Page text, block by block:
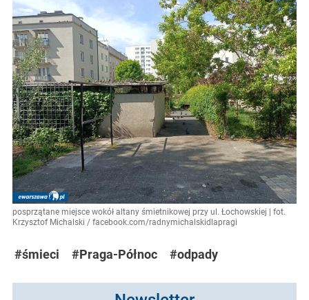
posprzątane miejsce wokół altany śmietnikowej przy ul. Łochowskiej | fot.
Krzysztof Michalski / facebook.com/radnymichalskidlapragi
#śmieci #Praga-Północ #odpady